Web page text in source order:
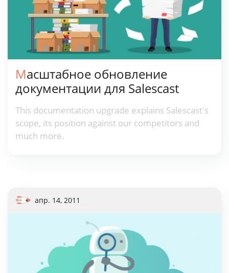
Масштабное обновление
документации для Salescast
This documentation upgrade explains Salescast's
scope, its position against our competitors and
much more.
апр. 14, 2011